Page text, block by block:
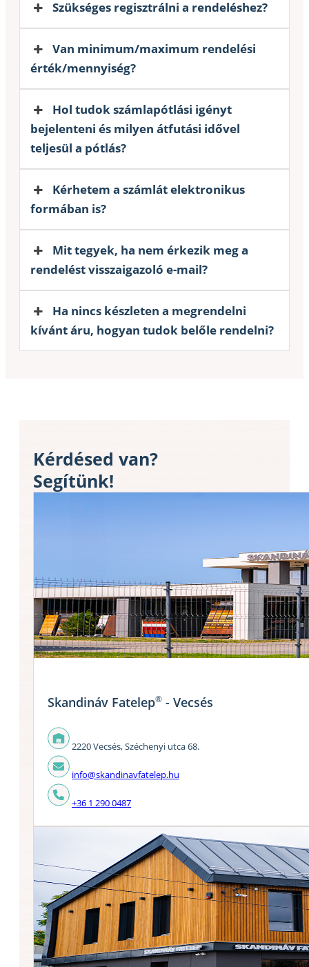
Szükséges regisztrálni a rendeléshez?
Van minimum/maximum rendelési
érték/mennyiség?
Hol tudok számlapótlási igényt
bejelenteni és milyen átfutási idővel
teljesül a pótlás?
Kérhetem a számlát elektronikus
formában is?
Mit tegyek, ha nem érkezik meg a
rendelést visszaigazoló e-mail?
Ha nincs készleten a megrendelni
kívánt áru, hogyan tudok belőle rendelni?
Kérdésed van?
Segítünk!
Skandináv Fatelep® - Vecsés
2220 Vecsés, Széchenyi utca 68.
info@skandinavfatelep.hu
+36 1 290 0487